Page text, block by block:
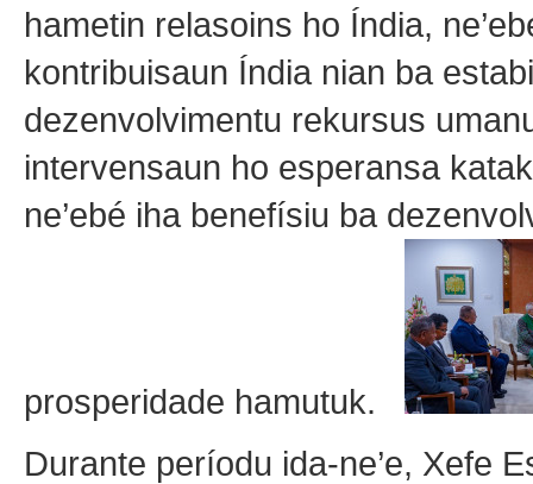
hametin relasoins ho Índia,
kontribuisaun Índia nian ba
dezenvolvimentu rekursus
intervensaun ho esperansa
ne’ebé iha benefísiu ba
prosperidade hamutuk.
Durante períodu ida-ne’e, Xefe